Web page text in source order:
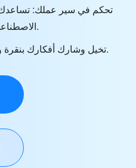
الاصطناعي على تصميم المخططات بسهولة.
• تخيل وشارك أفكارك بنقرة واحدة، مما يعزز إبداعك وإنتاجيتك.